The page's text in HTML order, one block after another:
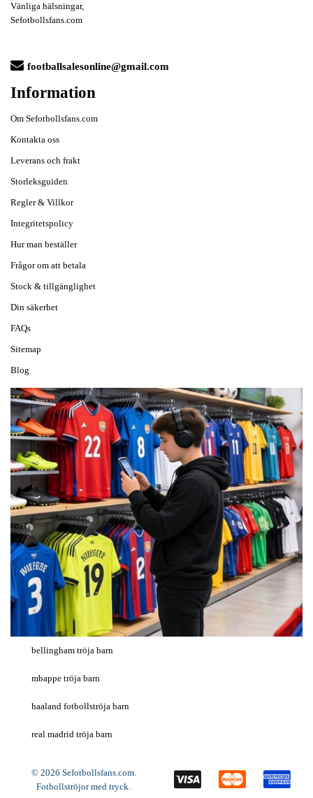
Vänliga hälsningar,
Sefotbollsfans.com
footballsalesonline@gmail.com
Information
Om Sefotbollsfans.com
Kontakta oss
Leverans och frakt
Storleksguiden
Regler & Villkor
Integritetspolicy
Hur man beställer
Frågor om att betala
Stock & tillgänglighet
Din säkerhet
FAQs
Sitemap
Blog
bellingham tröja barn
mbappe tröja barn
haaland fotbollströja barn
real madrid tröja barn
© 2026 Sefotbollsfans.com.
Fotbollströjor med tryck